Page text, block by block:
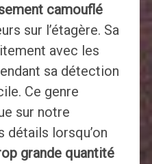
camouflé
sur l’étagère. Sa
avec les
sa détection
Ce genre
sur notre
détails lorsqu’on
grande quantité